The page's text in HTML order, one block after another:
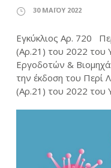
30 ΜΑΪ́ΟΥ 2022
Εγκύκλιος Αρ. 720
(Αρ.21) του 2022
Εργοδοτών &
την έκδοση του Περί
(Αρ.21) του 2022 του